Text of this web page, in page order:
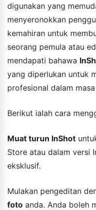
digunakan yang
menyeronokkan
kemahiran untuk
seorang pemula atau
mendapati bahawa
yang diperlukan untuk
profesional dalam
Berikut ialah cara
Muat turun InShot
Store atau dalam versi
eksklusif.
Mulakan pengeditan
foto anda. Anda boleh